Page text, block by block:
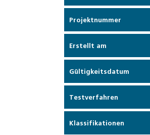
Projektnummer
Erstellt am
Gültigkeitsdatum
Testverfahren
Klassifikationen